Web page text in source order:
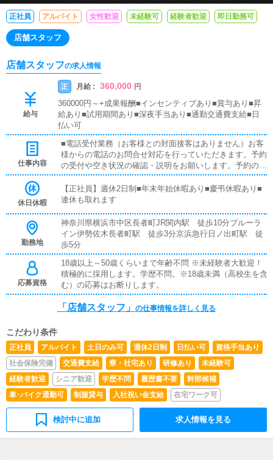
正社員 アルバイト 女性歓迎 未経験可 経験者歓迎 即日勤務可
店舗スタッフ
店舗スタッフの求人情報
給与
正 月給 : 360,000 円
360000円～+成果報酬■インセンティブあり■賞与あり■昇
給あり■試用期間あり■深夜手当あり■通勤交通費支給■日
払い可
仕事内容
■電話受付業務（お客様との対面接客はありません）お客
様からの電話のお問合せ対応を行っていただきます。予約
の受付や空き状況の確認・説明をお願いします。予約の確
定後はキャストやドライバーに通達します。簡単なマニュ
アルや先輩スタッフに気軽に聞ける環境ですので、未経験
でも安心して働けます。■企画の立案店舗イベントや店舗
客様の増加】【お客様のリピート率の向上】【キャストの
方の入店数の増加】など、売上UPに繋がる施策の提案を
行っていただきます。■キャスト管理お店で働いていただ
いているキャストの方が稼げるようにインターネットを使
ったPR（写メ日記）などの使い方などのアドバイスを行
っていただきます。■PC更新業務ヘブンネットなど、ポー
タルサイト等の店舗情報更新作業を行っていただきます。
キャストの出勤情報やイベント、求人ブログの作成となり
ます。基本的にはボタンを押すだけや、ブログの更新時に
トの方に快適にお過ごしいただくため、店内の清掃や備品
の管理・補充を行っていただきます。まずは簡単なところ
からスタートしますので急に難しい業務をさせられたりは
ございません。※基本的な業務を覚えて頂ければ、後々は
店長、エリア統括者としての業務を覚えて頂く可能性もあ
ります。
休日休暇
【正社員】週休2日制■年末年始休暇あり■慶弔休暇あり■
連休も取れます
勤務地
神奈川県横浜市中区長者町JR関内駅 徒歩10分ブルーラ
イン伊勢佐木長者町駅 徒歩3分京浜急行日ノ出町駅 徒
歩5分
応募資格
18歳以上～50歳くらいまで年齢不問 ※未経験者大歓迎！
積極的に採用します。学歴不問。※18歳未満（高校生を含
む）の応募はお断りします。
「店舗スタッフ」 の仕事情報を詳しく見る
こだわり条件
正社員 アルバイト 土日のみ可 週休2日制 日払い可
資格手当あり
社会保険完備
交通費支給 寮・社宅あり 研修あり
未経験可
経験者歓迎
シニア歓迎 学歴不問 履歴書不要
幹部候補
車･バイク通勤可
制服貸与 入社祝い金支給 在宅ワーク可
検討中に追加 求人情報を見る